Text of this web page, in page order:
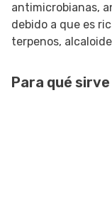
antimicrobianas,
debido a que es
terpenos,
Para qué sirve